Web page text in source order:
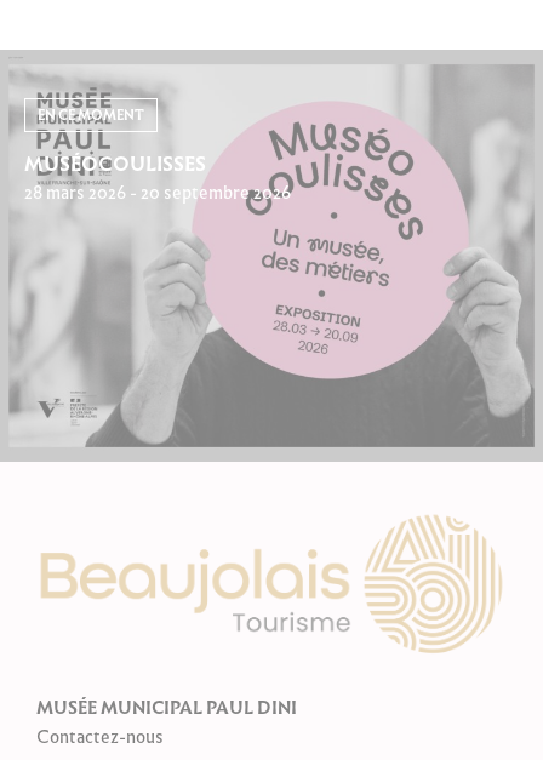
EN CE MOMENT
MUSÉOCOULISSES
28 mars 2026 - 20 septembre 2026
MUSÉE MUNICIPAL PAUL DINI
Contactez-nous